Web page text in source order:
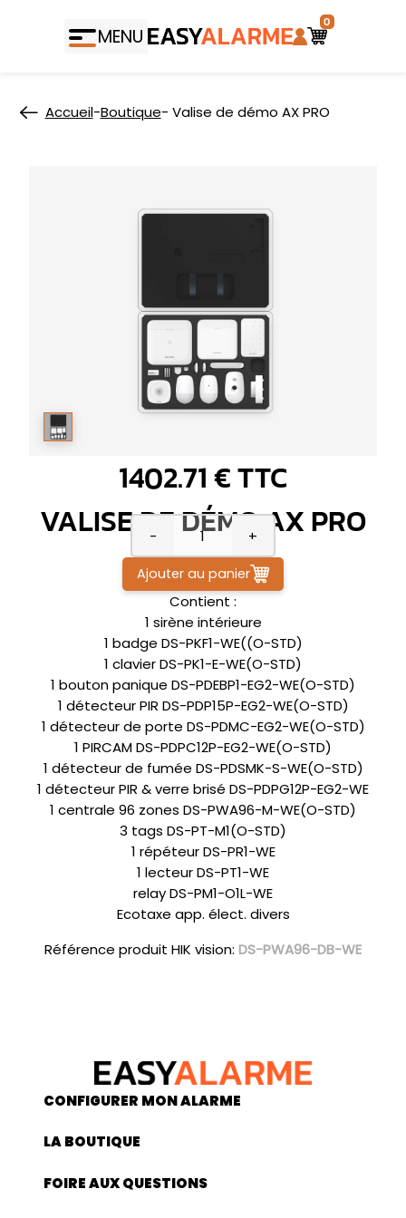
MENU
0
Accueil-Boutique- Valise de démo AX PRO
VALISE DE DÉMO AX PRO
Contient :
1 sirène intérieure
1 badge DS-PKF1-WE((O-STD)
1 clavier DS-PK1-E-WE(O-STD)
1 bouton panique DS-PDEBP1-EG2-WE(O-STD)
1 détecteur PIR DS-PDP15P-EG2-WE(O-STD)
1 détecteur de porte DS-PDMC-EG2-WE(O-STD)
1 PIRCAM DS-PDPC12P-EG2-WE(O-STD)
1 détecteur de fumée DS-PDSMK-S-WE(O-STD)
1 détecteur PIR & verre brisé DS-PDPG12P-EG2-WE
1 centrale 96 zones DS-PWA96-M-WE(O-STD)
3 tags DS-PT-M1(O-STD)
1 répéteur DS-PR1-WE
1 lecteur DS-PT1-WE
relay DS-PM1-O1L-WE
Ecotaxe app. élect. divers
Référence produit HIK vision: DS-PWA96-DB-WE
1402.71 € TTC
- +
Ajouter au panier
CONFIGURER MON ALARME
LA BOUTIQUE
FOIRE AUX QUESTIONS